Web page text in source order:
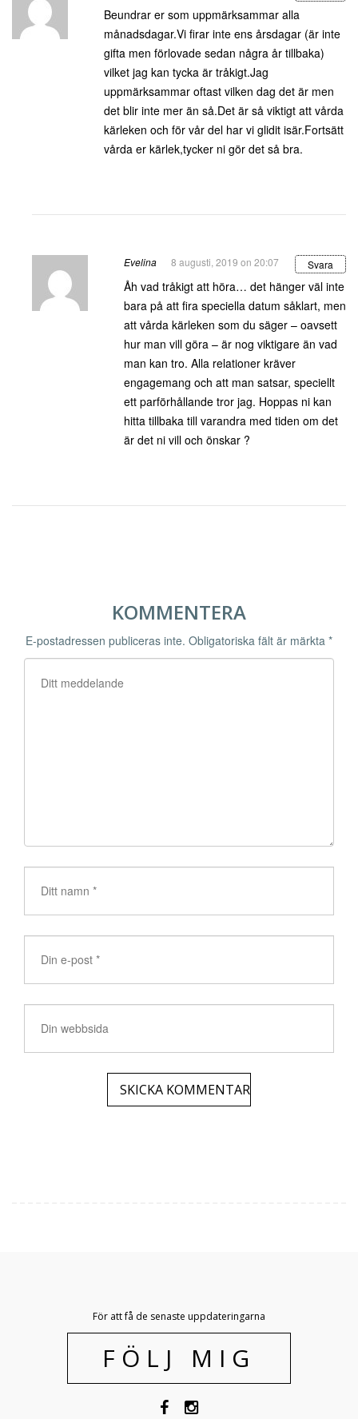
Beundrar er som uppmärksammar alla
månadsdagar.Vi firar inte ens årsdagar (är inte
gifta men förlovade sedan några år tillbaka)
vilket jag kan tycka är tråkigt.Jag
uppmärksammar oftast vilken dag det är men
det blir inte mer än så.Det är så viktigt att vårda
kärleken och för vår del har vi glidit isär.Fortsätt
vårda er kärlek,tycker ni gör det så bra.
Evelina 8 augusti, 2019 on 20:07 Svara
Åh vad tråkigt att höra… det hänger väl inte
bara på att fira speciella datum såklart, men
att vårda kärleken som du säger – oavsett
hur man vill göra – är nog viktigare än vad
man kan tro. Alla relationer kräver
engagemang och att man satsar, speciellt
ett parförhållande tror jag. Hoppas ni kan
hitta tillbaka till varandra med tiden om det
är det ni vill och önskar ?
KOMMENTERA
E-postadressen publiceras inte. Obligatoriska fält är märkta *
För att få de senaste uppdateringarna
FÖLJ MIG